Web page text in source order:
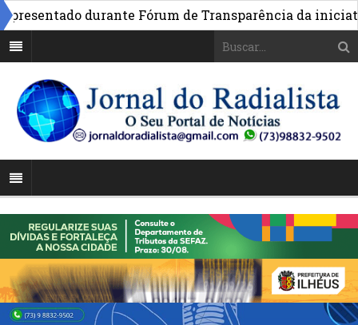
durante Fórum de Transparência da iniciativa